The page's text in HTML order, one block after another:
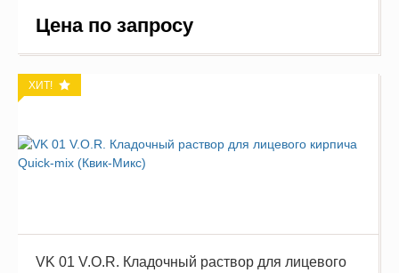
Цена по запросу
VK 01 V.O.R. Кладочный раствор для лицевого
ХИТ!